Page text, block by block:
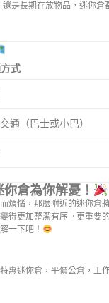
還是長期存放物品，迷你
式
通（巴士或小巴）
倉為你解憂！
煩惱，那麼附近的迷你倉
得更加整潔有序。更重要
一下吧！
惠迷你倉，平價公倉，工